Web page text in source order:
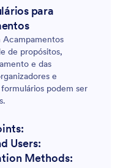
para
Acampamentos
de propósitos,
e das
e
podem ser
Users:
Methods: